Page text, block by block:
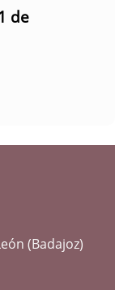
de
(Badajoz)